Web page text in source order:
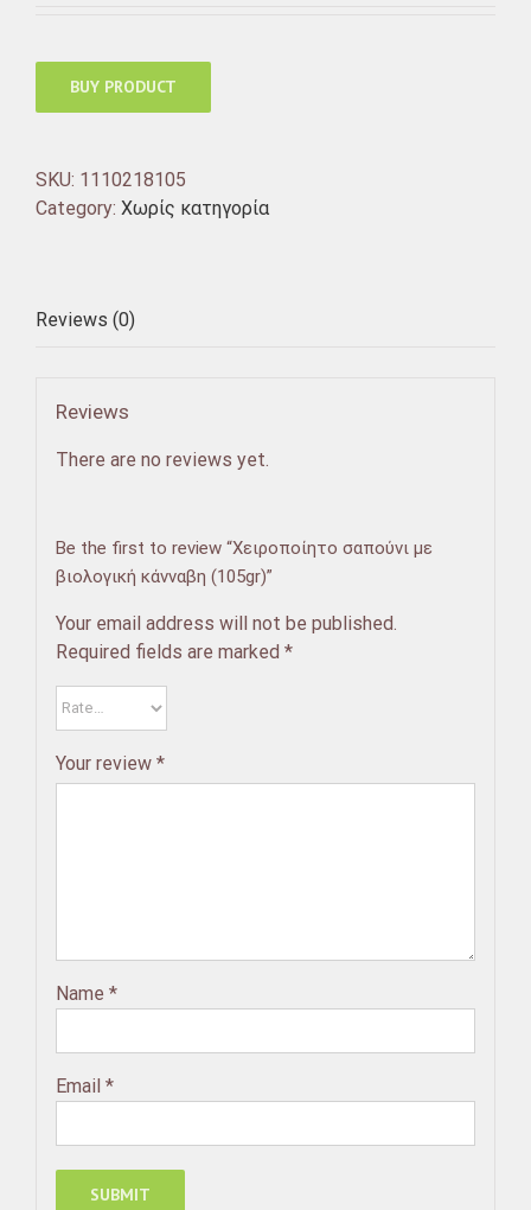
BUY PRODUCT
SKU: 1110218105
Category: Χωρίς κατηγορία
Reviews (0)
Reviews
There are no reviews yet.
Be the first to review “Χειροποίητο σαπούνι με
βιολογική κάνναβη (105gr)”
Your email address will not be published.
Required fields are marked *
Your review *
Name *
Email *